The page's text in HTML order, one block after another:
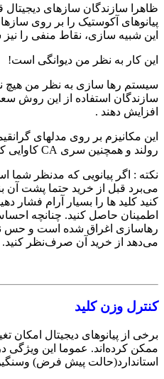
ظاهرا سازندگان سازهای دیجیتال
پیانوهای آکوستیک را بر روی
این شبیه سازی، نقاط منفی را
این کار به نظر من دیوانگی است!
سیستم رها سازی به نظر من هیچ
سازندگان استفاده از این روش
افزایش دهند .
رولند و همچنین سری CA کاوایی کارگذاشته شده است.
نکته :‌ اگر پیانویی که مدنظر شما
می‌برد قبل از خرید حتما پشت آن
کنید کلید ها را بسیار آرام فشار
اطمینان حاصل کنید. چنانچه
رهاسازی اغراق شده است و حس
می‌دهد از خرید آن صرف‌نظر کنید.
کنترل وزن کلید
برخی از پیانوهای دیجیتال امکان
ممکن کرده‌اند. عموما این
استاندارد(‌حالت پیش فرض)